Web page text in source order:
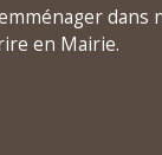
dans
en Mairie.